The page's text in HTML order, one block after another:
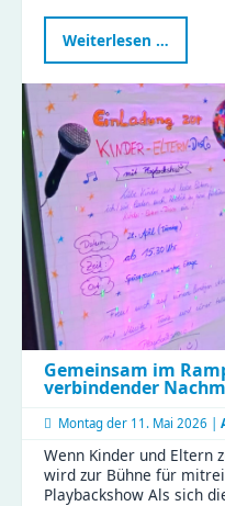
Weiterlesen …
Familien-
Gemeinsam im
verbindender
Montag der 11. Mai 2026 |
Wenn Kinder und Eltern
wird zur Bühne für
Playbackshow Als sich